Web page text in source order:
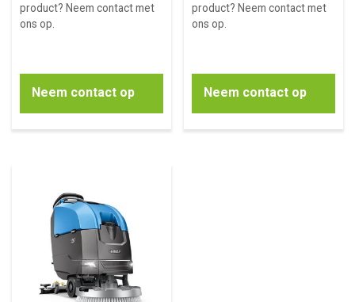
product? Neem contact met
ons op.
Neem contact op
product? Neem contact met
ons op.
Neem contact op